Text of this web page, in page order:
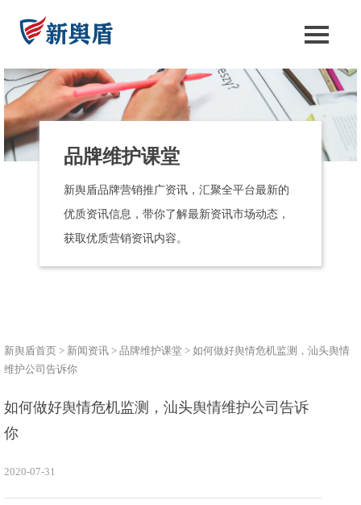
品牌维护课堂
新舆盾品牌营销推广资讯，汇聚全平台最新的
优质资讯信息，带你了解最新资讯市场动态，
获取优质营销资讯内容。
新舆盾首页 > 新闻资讯 > 品牌维护课堂 > 如何做好舆情危机监测，汕头舆情
维护公司告诉你
如何做好舆情危机监测，汕头舆情维护公司告诉
你
2020-07-31